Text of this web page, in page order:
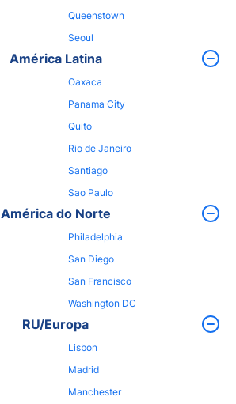
Queenstown
Seoul
América Latina
Oaxaca
Panama City
Quito
Rio de Janeiro
Santiago
Sao Paulo
América do Norte
Philadelphia
San Diego
San Francisco
Washington DC
RU/Europa
Lisbon
Madrid
Manchester